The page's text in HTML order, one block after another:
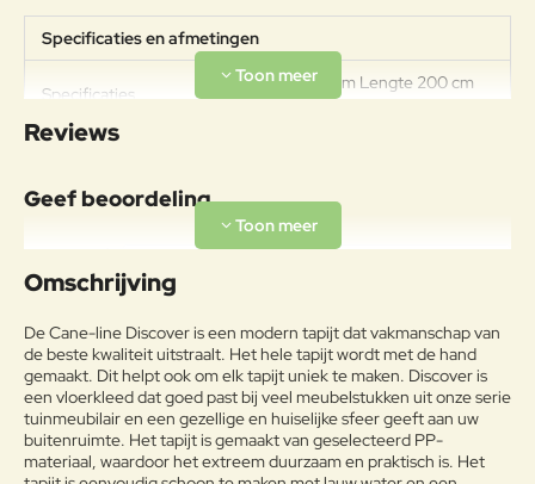
Specificaties en afmetingen
Specificaties
Breedte 200 cm Lengte 200 cm
Reviews
Geef beoordeling
Uw naam:
g:
Note:HTML-code wordt niet vertaald!
Omschrijving
De Cane-line Discover is een modern tapijt dat vakmanschap van
de beste kwaliteit uitstraalt. Het hele tapijt wordt met de hand
gemaakt. Dit helpt ook om elk tapijt uniek te maken. Discover is
een vloerkleed dat goed past bij veel meubelstukken uit onze serie
tuinmeubilair en een gezellige en huiselijke sfeer geeft aan uw
buitenruimte. Het tapijt is gemaakt van geselecteerd PP-
materiaal, waardoor het extreem duurzaam en praktisch is. Het